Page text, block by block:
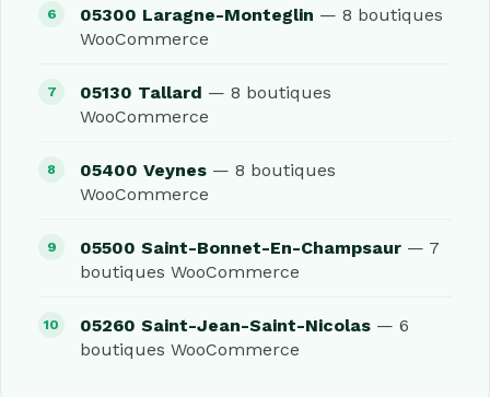
05300 Laragne-Monteglin — 8 boutiques
WooCommerce
05130 Tallard — 8 boutiques
WooCommerce
05400 Veynes — 8 boutiques
WooCommerce
05500 Saint-Bonnet-En-Champsaur — 7
boutiques WooCommerce
05260 Saint-Jean-Saint-Nicolas — 6
boutiques WooCommerce